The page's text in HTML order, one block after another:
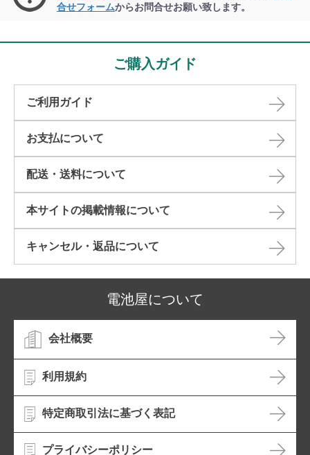
合せフォームからお問合せお願い致します。
ご購入ガイド
ご利用ガイド
お支払について
配送・送料について
本サイトの掲載情報について​
キャンセル・返品について​
電池屋について
会社概要
利用規約
特定商取引法に基づく表記
プライバシーポリシー